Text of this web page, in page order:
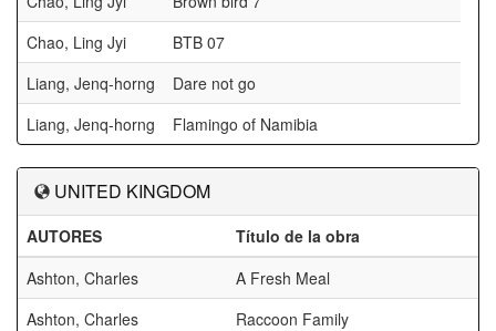
Chao, Ling Jyi
BTB 07
Liang, Jenq-horng
Dare not go
Liang, Jenq-horng
Flamingo of Namibia
UNITED KINGDOM
AUTORES
Título de la obra
Ashton, Charles
A Fresh Meal
Ashton, Charles
Raccoon Family